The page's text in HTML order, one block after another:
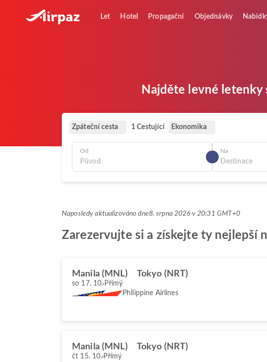
Let Hotel Propagační Objednávky
Najděte levné
Zpáteční cesta 1 Cestující Ekonomika
Od Na
Naposledy aktualizováno dne8. srpna 2026 v 20:31 GMT+0
Zarezervujte si a získejte ty nejlepší
Manila (MNL) Tokyo (NRT)
so 17. 10. Přímý
Philippine Airlines
Manila (MNL) Tokyo (NRT)
čt 15. 10. Přímý